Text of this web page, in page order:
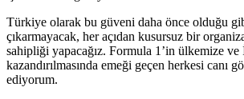
Türkiye olarak bu güveni daha önce olduğu
çıkarmayacak, her açıdan kusursuz bir
sahipliği yapacağız. Formula 1’in ülkemize ve
kazandırılmasında emeği geçen herkesi canı
ediyorum.